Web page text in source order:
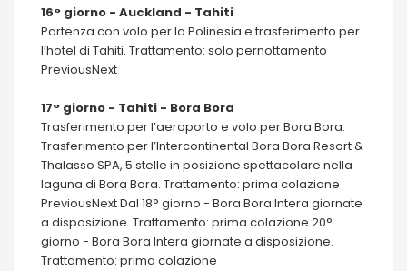
16° giorno - Auckland - Tahiti
Partenza con volo per la Polinesia e trasferimento per
l’hotel di Tahiti. Trattamento: solo pernottamento
PreviousNext
17° giorno - Tahiti - Bora Bora
Trasferimento per l’aeroporto e volo per Bora Bora.
Trasferimento per l’Intercontinental Bora Bora Resort &
Thalasso SPA, 5 stelle in posizione spettacolare nella
laguna di Bora Bora. Trattamento: prima colazione
PreviousNext Dal 18° giorno - Bora Bora Intera giornate
a disposizione. Trattamento: prima colazione 20°
giorno - Bora Bora Intera giornate a disposizione.
Trattamento: prima colazione